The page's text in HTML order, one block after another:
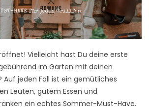
Vielleicht hast Du deine erste
im Garten mit deinen
Auf jeden Fall ist ein gemütliches
Leuten, gutem Essen und
ein echtes Sommer-Must-Have.